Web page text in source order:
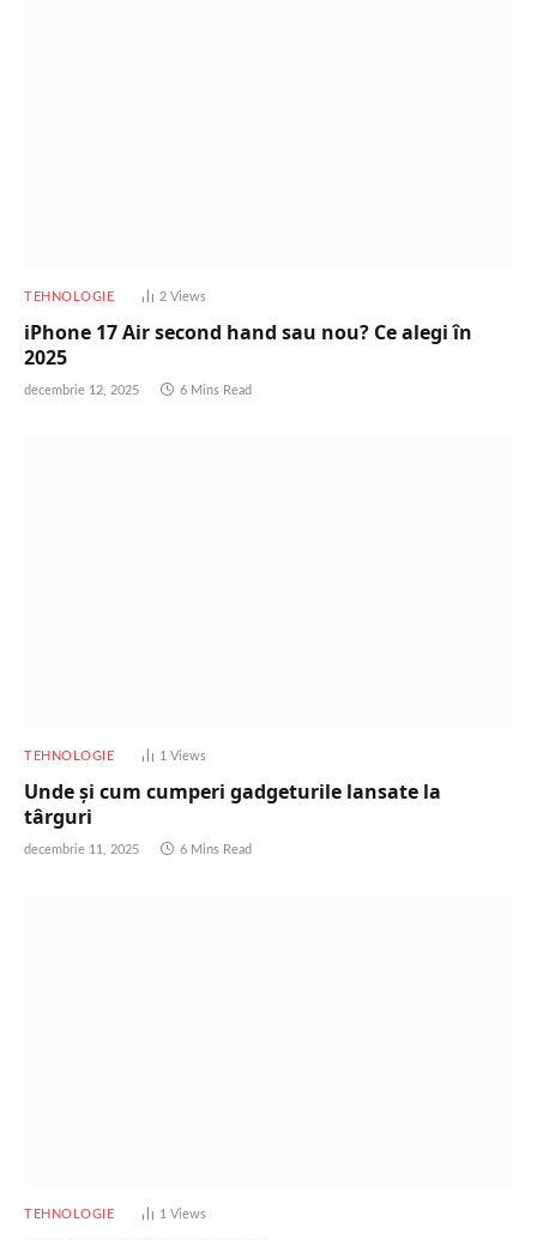
TEHNOLOGIE 2 Views
iPhone 17 Air second hand sau nou? Ce alegi în
2025
decembrie 12, 2025 6 Mins Read
TEHNOLOGIE 1 Views
Unde și cum cumperi gadgeturile lansate la
târguri
decembrie 11, 2025 6 Mins Read
TEHNOLOGIE 1 Views